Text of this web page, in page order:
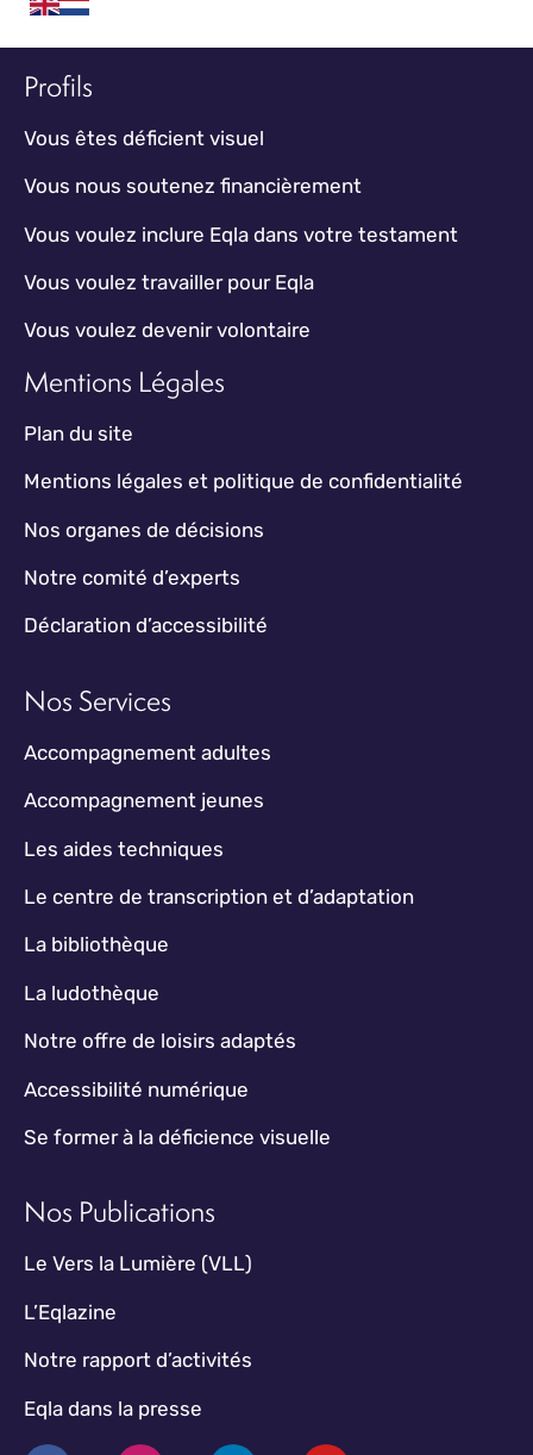
Profils
Vous êtes déficient visuel
Vous nous soutenez financièrement
Vous voulez inclure Eqla dans votre testament
Vous voulez travailler pour Eqla
Vous voulez devenir volontaire
Mentions Légales
Plan du site
Mentions légales et politique de confidentialité
Nos organes de décisions
Notre comité d’experts
Déclaration d’accessibilité
Nos Services
Accompagnement adultes
Accompagnement jeunes
Les aides techniques
Le centre de transcription et d’adaptation
La bibliothèque
La ludothèque
Notre offre de loisirs adaptés
Accessibilité numérique
Se former à la déficience visuelle
Nos Publications
Le Vers la Lumière (VLL)
L’Eqlazine
Notre rapport d’activités
Eqla dans la presse